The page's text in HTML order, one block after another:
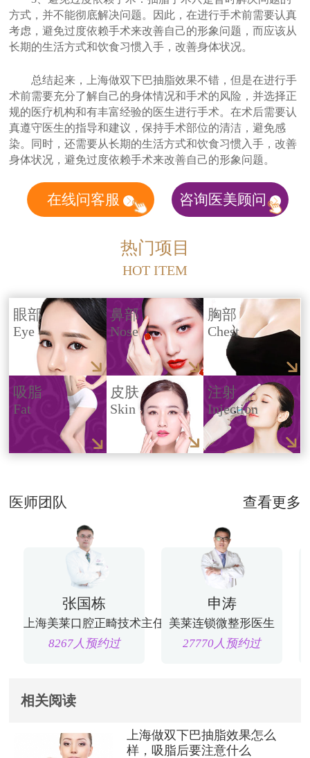
方式，并不能彻底解决问题。因此，在进行手术前需要认真
考虑，避免过度依赖手术来改善自己的形象问题，而应该从
长期的生活方式和饮食习惯入手，改善身体状况。
总结起来，上海做双下巴抽脂效果不错，但是在进行手
术前需要充分了解自己的身体情况和手术的风险，并选择正
规的医疗机构和有丰富经验的医生进行手术。在术后需要认
真遵守医生的指导和建议，保持手术部位的清洁，避免感
染。同时，还需要从长期的生活方式和饮食习惯入手，改善
身体状况，避免过度依赖手术来改善自己的形象问题。
在线问客服 咨询医美顾问
热门项目
HOT ITEM
眼部
Eye
鼻部
Nose
胸部
Chest
吸脂
Fat
皮肤
Skin
注射
Injection
医师团队 查看更多
张国栋
上海美莱口腔正畸技术主任
8267人预约过
申涛
美莱连锁微整形医生
27770人预约过
相关阅读
上海做双下巴抽脂效果怎么
样，吸脂后要注意什么